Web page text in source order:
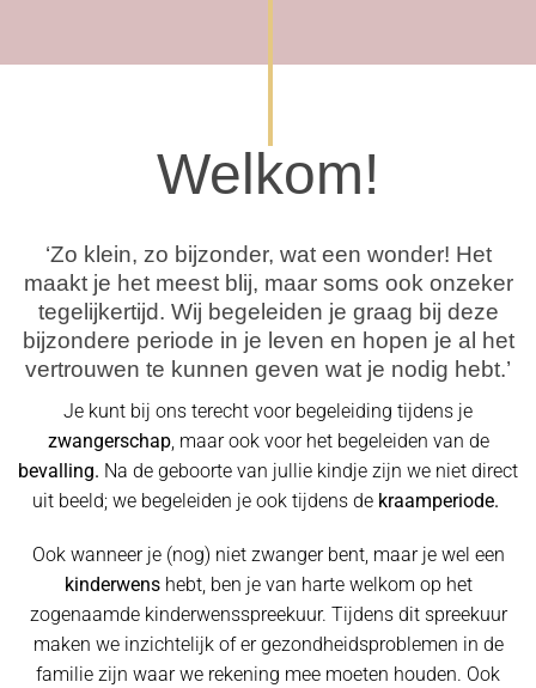
Welkom!
‘Zo klein, zo bijzonder, wat een wonder! Het
maakt je het meest blij, maar soms ook onzeker
tegelijkertijd. Wij begeleiden je graag bij deze
bijzondere periode in je leven en hopen je al het
vertrouwen te kunnen geven wat je nodig hebt.’
Je kunt bij ons terecht voor begeleiding tijdens je
zwangerschap, maar ook voor het begeleiden van de
bevalling. Na de geboorte van jullie kindje zijn we niet direct
uit beeld; we begeleiden je ook tijdens de kraamperiode.
Ook wanneer je (nog) niet zwanger bent, maar je wel een
kinderwenshebt, ben je van harte welkom op het
zogenaamde kinderwensspreekuur. Tijdens dit spreekuur
maken we inzichtelijk of er gezondheidsproblemen in de
familie zijn waar we rekening mee moeten houden. Ook